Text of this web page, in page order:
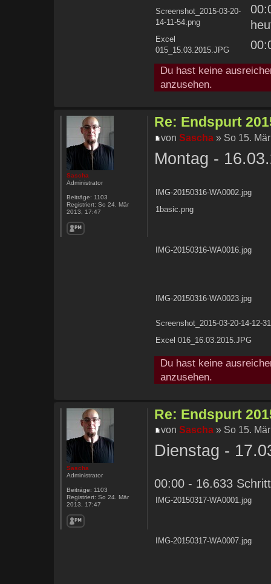
Screenshot_2015-03-20-
14-11-54.png
Excel
015_15.03.2015.JPG
Du hast keine
anzusehen.
Re: Endspurt
vonSascha » So 15.
Montag -
IMG-20150316-WA0002.jpg
1basic.png
IMG-20150316-WA0016.jpg
IMG-20150316-WA0023.jpg
Screenshot_2015-03-20-14-12-
Excel 016_16.03.2015.JPG
Du hast keine
anzusehen.
Sascha
Administrator
Beiträge: 1103
Registriert: So 24. Mär
2013, 17:47
Re: Endspurt
vonSascha » So 15.
Dienstag -
00:00 - 16.633
IMG-20150317-WA0001.jpg
IMG-20150317-WA0007.jpg
Sascha
Administrator
Beiträge: 1103
Registriert: So 24. Mär
2013, 17:47